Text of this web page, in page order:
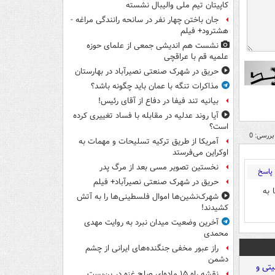
0
پاسخ
به
کاپیتان تیم ملی والیبال نشسته
جان باختن چهار نفر در سانحه رانندگی مراغه -
هشترود+ فیلم
نشست هم اندیشی جمعی از علمای حوزه
علمیه قم با عراقچی
حریق در شهرک صنعتی نصیرآباد در بهارستان
مذاکرات تنگه با عمان باید چگونه باشد؟
بیانیه تند فیفا در دفاع از آقای رئیس!
آیا روند عدلیه در مقابله با فساد تغییری کرده
است؟
آمریکا از طریق ترکیه تسلیحات و مهمات به
اوکراین می‌فرستد
نخستین تصویر مسی بعد از مرگ پدر
حریق در شهرک صنعتی نصیرآباد+ فیلم
شهرک‌نشین‌ها اموال فلسطینی‌ها را به آتش
کشیدند!
آخرین وضعیت میدان نبرد به روایت مهدی
محمدی
راز عبور مخفی جنگنده‌های ایرانی از چشم
دشمن